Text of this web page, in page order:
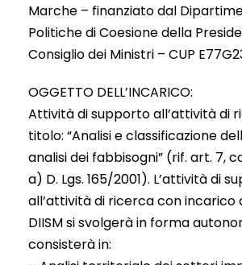
Marche – finanziato dal
Politiche di Coesione della
Consiglio dei Ministri – CUP
OGGETTO DELL’INCARICO:
Attività di supporto all’attività di
titolo: “Analisi e classificazione
analisi dei fabbisogni” (rif. art. 7,
a) D. Lgs. 165/2001). L’attività di
all’attività di ricerca con incarico
DIISM si svolgerà in forma
consisterà in: